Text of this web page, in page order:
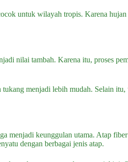
untuk wilayah tropis. Karena
nilai tambah. Karena itu, proses
menjadi lebih mudah. Selain
menjadi keunggulan utama. Atap
dengan berbagai jenis atap.